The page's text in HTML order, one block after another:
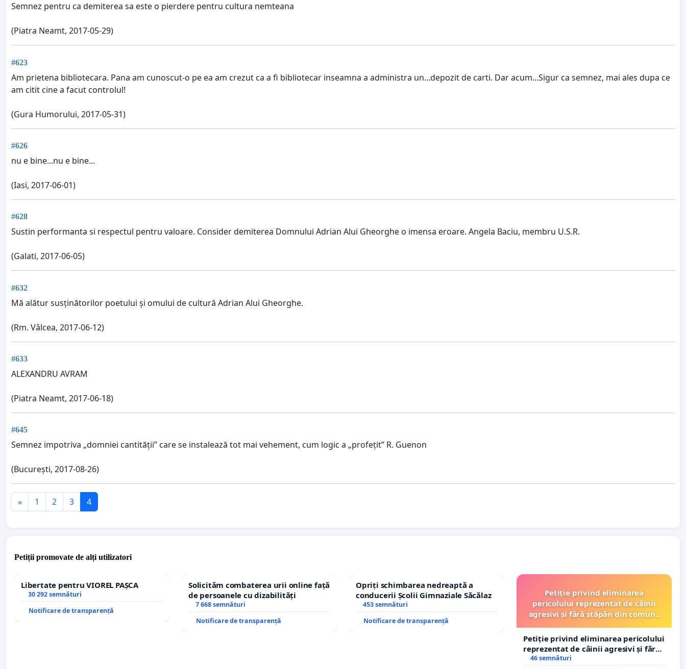
Semnez pentru ca demiterea sa este o pierdere pentru cultura nemteana
(Piatra Neamt, 2017-05-29)
#623
Am prietena bibliotecara. Pana am cunoscut-o pe ea am crezut ca a fi bibliotecar inseamna a administra un...depozit de carti. Dar acum...Sigur ca semnez, mai ales dupa ce
am citit cine a facut controlul!
(Gura Humorului, 2017-05-31)
#626
nu e bine...nu e bine...
(Iasi, 2017-06-01)
#628
Sustin performanta si respectul pentru valoare. Consider demiterea Domnului Adrian Alui Gheorghe o imensa eroare. Angela Baciu, membru U.S.R.
(Galati, 2017-06-05)
#632
Mă alătur susținătorilor poetului și omului de cultură Adrian Alui Gheorghe.
(Rm. Vâlcea, 2017-06-12)
#633
ALEXANDRU AVRAM
(Piatra Neamt, 2017-06-18)
#645
Semnez impotriva „domniei cantității” care se instalează tot mai vehement, cum logic a „profețit” R. Guenon
(București, 2017-08-26)
« 1 2 3 4
Petiții promovate de alți utilizatori
Libertate pentru VIOREL PAȘCA
30 292 semnături
Notificare de transparență
Solicităm combaterea urii online față
de persoanele cu dizabilități
7 668 semnături
Notificare de transparență
Opriți schimbarea nedreaptă a
conducerii Școlii Gimnaziale Săcălaz
453 semnături
Notificare de transparență
Petiție privind eliminarea
pericolului reprezentat de câinii
agresivi și fără stăpân din comuna
Petiție privind eliminarea pericolului
reprezentat de câinii agresivi și fără
stăpân din comuna Tunari
46 semnături